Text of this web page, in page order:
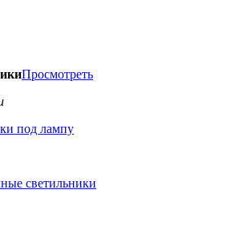
Просмотреть
под лампу
светильники